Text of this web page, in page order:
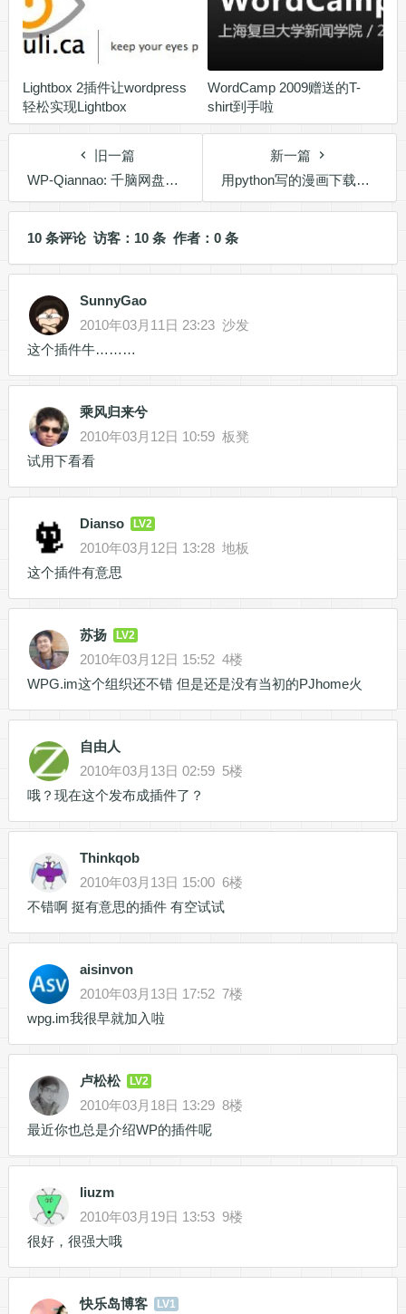
Lightbox 2插件让wordpress
轻松实现Lightbox
WordCamp 2009赠送的T-
shirt到手啦
旧一篇
WP-Qiannao: 千脑网盘的WordPress插件
新一篇
用python写的漫画下载工具getpics
10 条评论 访客：10 条 作者：0 条
SunnyGao
2010年03月11日 23:23 沙发
这个插件牛………
乘风归来兮
2010年03月12日 10:59 板凳
试用下看看
Dianso LV2
2010年03月12日 13:28 地板
这个插件有意思
苏扬 LV2
2010年03月12日 15:52 4楼
WPG.im这个组织还不错 但是还是没有当初的PJhome火
自由人
2010年03月13日 02:59 5楼
哦？现在这个发布成插件了？
Thinkqob
2010年03月13日 15:00 6楼
不错啊 挺有意思的插件 有空试试
aisinvon
2010年03月13日 17:52 7楼
wpg.im我很早就加入啦
卢松松 LV2
2010年03月18日 13:29 8楼
最近你也总是介绍WP的插件呢
liuzm
2010年03月19日 13:53 9楼
很好，很强大哦
快乐岛博客 LV1